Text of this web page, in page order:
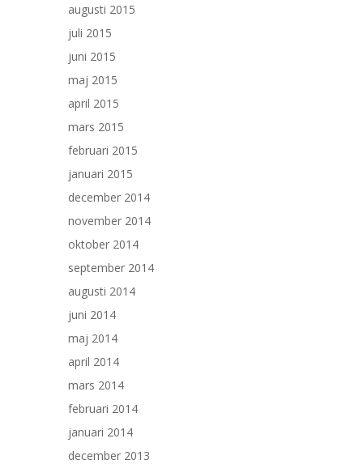
augusti 2015
juli 2015
juni 2015
maj 2015
april 2015
mars 2015
februari 2015
januari 2015
december 2014
november 2014
oktober 2014
september 2014
augusti 2014
juni 2014
maj 2014
april 2014
mars 2014
februari 2014
januari 2014
december 2013